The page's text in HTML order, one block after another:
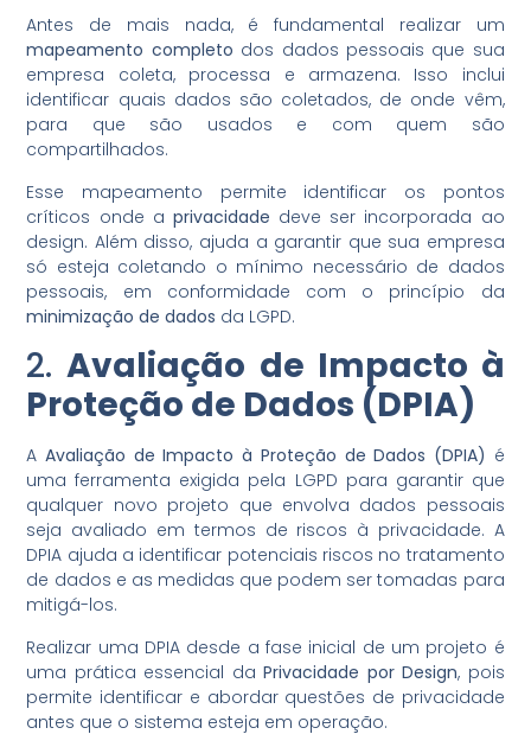
Antes de mais nada, é fundamental realizar um
mapeamento completo dos dados pessoais que sua
empresa coleta, processa e armazena. Isso inclui
identificar quais dados são coletados, de onde vêm,
para que são usados e com quem são
compartilhados.
Esse mapeamento permite identificar os pontos
críticos onde a privacidade deve ser incorporada ao
design. Além disso, ajuda a garantir que sua empresa
só esteja coletando o mínimo necessário de dados
pessoais, em conformidade com o princípio da
minimização de dados da LGPD.
2.Avaliação de Impacto à
Proteção de Dados (DPIA)
AAvaliação de Impacto à Proteção de Dados (DPIA) é
uma ferramenta exigida pela LGPD para garantir que
qualquer novo projeto que envolva dados pessoais
seja avaliado em termos de riscos à privacidade. A
DPIA ajuda a identificar potenciais riscos no tratamento
de dados e as medidas que podem ser tomadas para
mitigá-los.
Realizar uma DPIA desde a fase inicial de um projeto é
uma prática essencial daPrivacidade por Design, pois
permite identificar e abordar questões de privacidade
antes que o sistema esteja em operação.